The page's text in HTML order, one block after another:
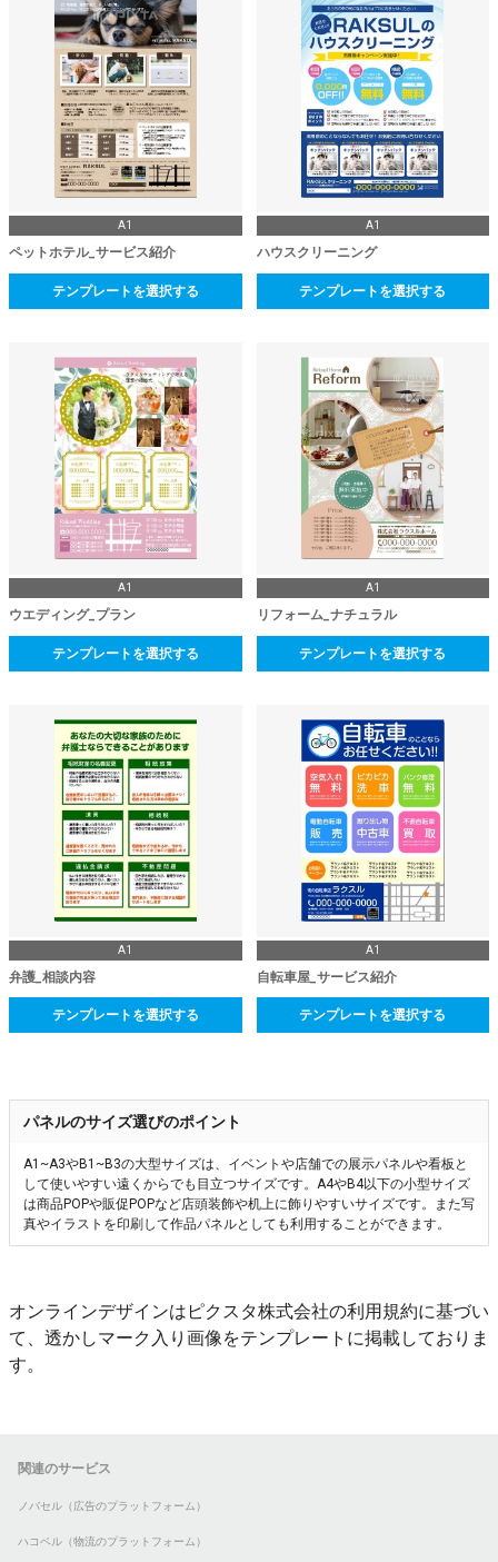
A1
ペットホテル_サービス紹介
テンプレートを選択する
A1
ハウスクリーニング
テンプレートを選択する
A1
ウエディング_プラン
テンプレートを選択する
A1
リフォーム_ナチュラル
テンプレートを選択する
A1
弁護_相談内容
テンプレートを選択する
A1
自転車屋_サービス紹介
テンプレートを選択する
パネルのサイズ選びのポイント
A1~A3やB1~B3の大型サイズは、イベントや店舗での展示パネルや看板と
して使いやすい遠くからでも目立つサイズです。A4やB4以下の小型サイズ
は商品POPや販促POPなど店頭装飾や机上に飾りやすいサイズです。また写
真やイラストを印刷して作品パネルとしても利用することができます。
オンラインデザインはピクスタ株式会社の利用規約に基づい
て、透かしマーク入り画像をテンプレートに掲載しておりま
す。
関連のサービス
ノバセル（広告のプラットフォーム）
ハコベル（物流のプラットフォーム）